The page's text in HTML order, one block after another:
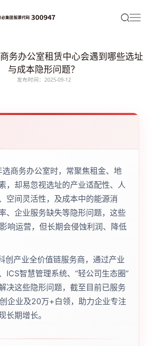
务办公室租赁中心会遇到哪些选址
与成本隐形问题？
发布时间：2025-09-12
商务办公室时，常聚焦租金、地
，却易忽视选址的产业适配性、人
空间灵活性，及成本中的能源消
、企业服务缺失等隐形问题，这些
响运营，但长期会侵蚀利润、降低
创产业全价值链服务商，通过产业
ICS智慧管理系统、“轻公司生态圈”
决这些隐形问题，截至目前已服务
企业及20万+白领，助力企业专注
长期增长。